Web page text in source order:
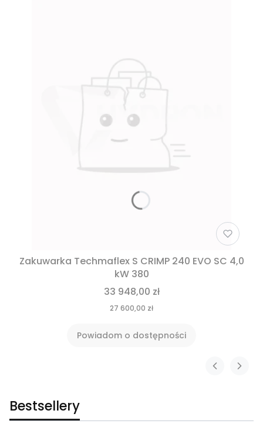
Zakuwarka Techmaflex S CRIMP 240 EVO SC 4,0
kW 380
33 948,00 zł
27 600,00 zł
Powiadom o dostępności
Bestsellery